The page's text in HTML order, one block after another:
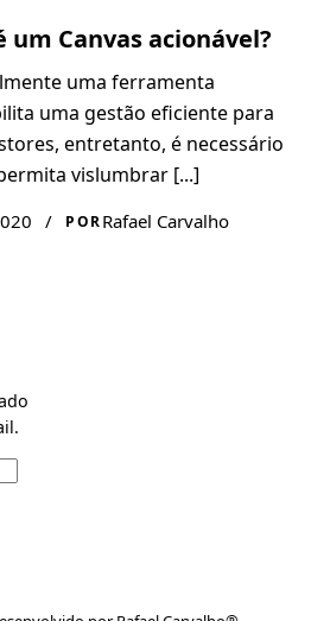
um Canvas acionável?
uma ferramenta
uma gestão eficiente para
entretanto, é necessário
vislumbrar [...]
/ PORRafael Carvalho